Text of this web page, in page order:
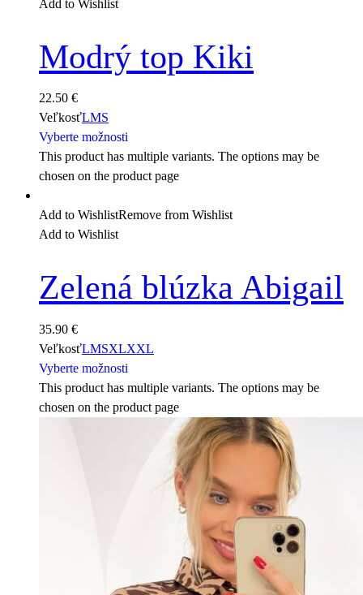
Add to Wishlist
Modrý top Kiki
22.50 €
VeľkosťLMS
Vyberte možnosti
This product has multiple variants. The options may be
chosen on the product page
Add to WishlistRemove from Wishlist
Add to Wishlist
Zelená blúzka Abigail
35.90 €
VeľkosťLMSXLXXL
Vyberte možnosti
This product has multiple variants. The options may be
chosen on the product page